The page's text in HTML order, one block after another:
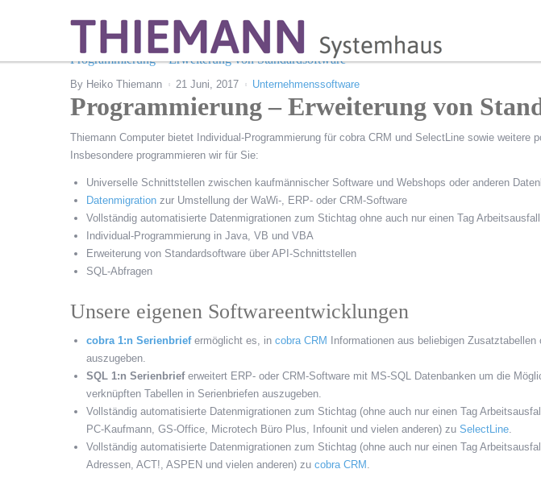
Programmierung – Erweiterung von Standardsoftware
By Heiko Thiemann 21 Juni, 2017 Unternehmenssoftware
Programmierung – Erweiterung von
Thiemann Computer bietet Individual-Programmierung für cobra CRM und SelectLine sowie weitere
Insbesondere programmieren wir für Sie:
Universelle Schnittstellen zwischen kaufmännischer Software und Webshops oder anderen
Datenmigration zur Umstellung der WaWi-, ERP- oder CRM-Software
Vollständig automatisierte Datenmigrationen zum Stichtag ohne auch nur einen Tag Arbeitsausfall
Individual-Programmierung in Java, VB und VBA
Erweiterung von Standardsoftware über API-Schnittstellen
SQL-Abfragen
Unsere eigenen Softwareentwicklungen
cobra 1:n Serienbriefermöglicht es, in cobra CRM
Informationen aus beliebigen
auszugeben.
SQL 1:n Serienbrieferweitert ERP- oder CRM-Software mit MS-SQL Datenbanken um die
verknüpften Tabellen in Serienbriefen auszugeben.
Vollständig automatisierte Datenmigrationen zum Stichtag (ohne auch nur einen Tag
PC-Kaufmann, GS-Office, Microtech Büro Plus, Infounit und vielen anderen) zu SelectLine.
Vollständig automatisierte Datenmigrationen zum Stichtag (ohne auch nur einen Tag
Adressen, ACT!, ASPEN und vielen anderen) zu cobra CRM .